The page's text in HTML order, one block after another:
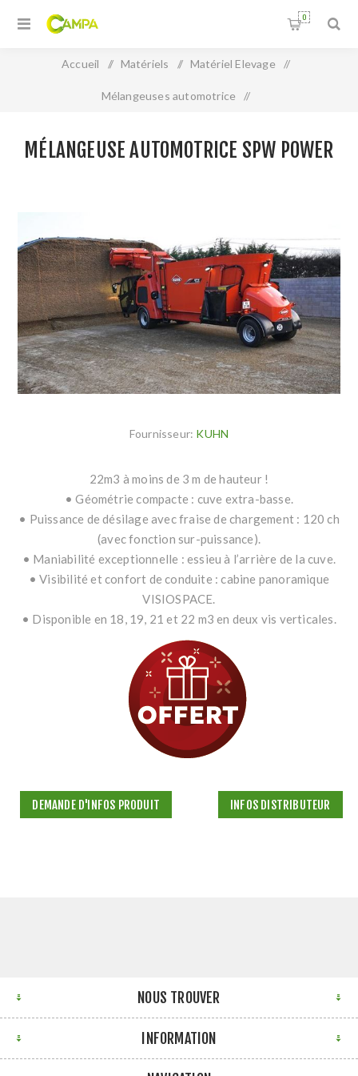
0
Accueil / Matériels / Matériel Elevage /
Mélangeuses automotrice /
MÉLANGEUSE AUTOMOTRICE SPW POWER
Fournisseur: KUHN
22m3 à moins de 3 m de hauteur !
• Géométrie compacte : cuve extra-basse.
• Puissance de désilage avec fraise de chargement : 120 ch
(avec fonction sur-puissance).
• Maniabilité exceptionnelle : essieu à l’arrière de la cuve.
• Visibilité et confort de conduite : cabine panoramique
VISIOSPACE.
• Disponible en 18, 19, 21 et 22 m3 en deux vis verticales.
DEMANDE D'INFOS PRODUIT INFOS DISTRIBUTEUR
NOUS TROUVER
INFORMATION